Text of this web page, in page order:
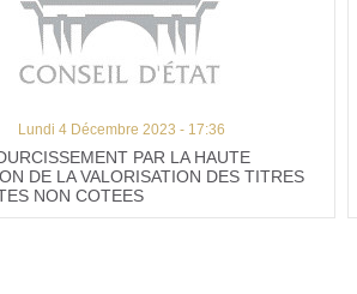
Lundi 4 Décembre 2023 - 17:36
PAR LA HAUTE
DE LA VALORISATION DES TITRES
NON COTEES